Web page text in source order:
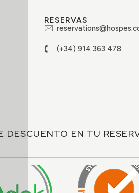
RESERVAS
(+34) 914 363 478
DESCUENTO EN TU